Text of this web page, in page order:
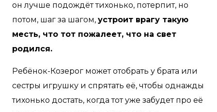
он лучше подождёт тихонько, потерпит, но
потом, шаг за шагом, устроит врагу такую
месть, что тот пожалеет, что на свет
родился.
Ребёнок-Козерог может отобрать у брата или
сестры игрушку и спрятать её, чтобы однажды
тихонько достать, когда тот уже забудет про её